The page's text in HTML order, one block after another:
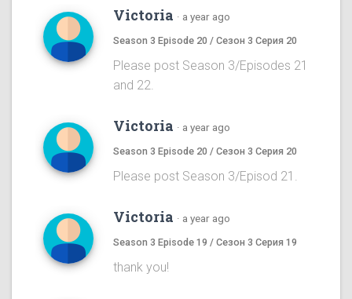
Victoria · a year ago
Season 3 Episode 20 / Сезон 3 Серия 20
Please post Season 3/Episodes 21
and 22.
Victoria · a year ago
Season 3 Episode 20 / Сезон 3 Серия 20
Please post Season 3/Episod 21.
Victoria · a year ago
Season 3 Episode 19 / Сезон 3 Серия 19
thank you!